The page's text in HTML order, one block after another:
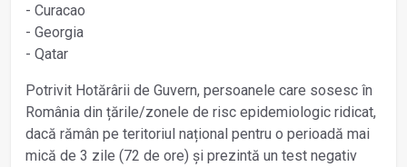
- Curacao
- Georgia
- Qatar
Potrivit Hotărârii de Guvern, persoanele care sosesc în
România din țările/zonele de risc epidemiologic ridicat,
dacă rămân pe teritoriul național pentru o perioadă mai
mică de 3 zile (72 de ore) și prezintă un test negativ